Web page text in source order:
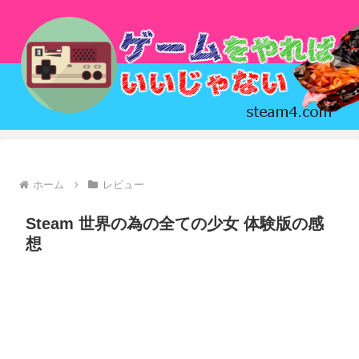
ホーム レビュー
Steam 世界の為の全ての少女 体験版の感
想